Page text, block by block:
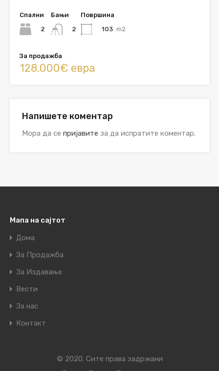
Спални
2
Бањи
2
Површина
103 m2
За продажба
128.000€ евра
Напишете коментар
Мора да се пријавите за да испратите коментар.
Мапа на сајтот
Дома
За Продажба
За Издавање
Вести
За нас
Контакт
© 2020. Сите права задржани